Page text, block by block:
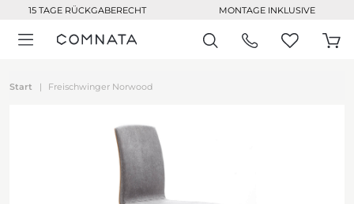
15 TAGE RÜCKGABERECHT MONTAGE INKLUSIVE
Start Freischwinger Norwood